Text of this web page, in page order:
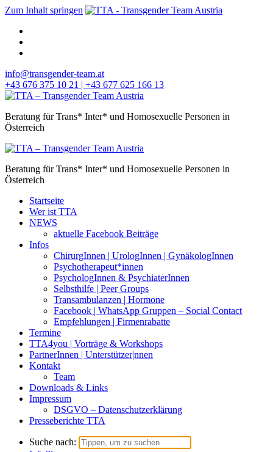
Zum Inhalt springen
info@transgender-team.at
+43 676 375 10 21 | +43 677 625 166 13
Beratung für Trans* Inter* und Homosexuelle Personen in
Österreich
Beratung für Trans* Inter* und Homosexuelle Personen in
Österreich
Startseite
Wer ist TTA
NEWS
aktuelle Facebook Beiträge
Infos
ChirurgInnen | UrologInnen | GynäkologInnen
Psychotherapeut*innen
PsychologInnen & PsychiaterInnen
Selbsthilfe | Peer Groups
Transambulanzen | Hormone
Facebook | WhatsApp Gruppen – Social Contact
Empfehlungen | Firmenrabatte
Termine
TTA4you | Vorträge & Workshops
PartnerInnen | Unterstützer|nnen
Kontakt
Team
Downloads & Links
Impressum
DSGVO – Datenschutzerklärung
Presseberichte TTA
Suche nach: